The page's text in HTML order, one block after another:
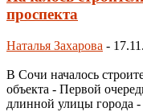
проспекта
Наталья Захарова -
В Сочи началось
объекта - Первой
длинной улицы города -